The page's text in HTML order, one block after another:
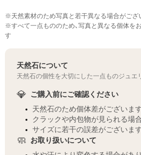
※天然素材のため写真と若干異なる場合がござ
※すべて一点もののため、写真と異なる個体を
す
天然石について
天然石の個性を大切にした一点ものジュエ
💎 ご購入前にご確認ください
天然石のため個体差がございま
クラックや内包物が見られる場
サイズに若干の誤差がございま
🧼 お取り扱いについて